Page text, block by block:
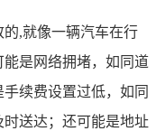
,就像一辆汽车在行
是网络拥堵，如同道
续费设置过低，如同
送达；还可能是地址